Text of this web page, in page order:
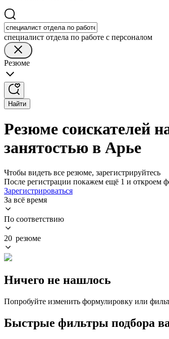
специалист отдела по работе с персоналом
Резюме
Найти
Резюме соискателей
занятостью в Арье
Чтобы видеть все резюме, зарегистрируйтесь
После регистрации покажем ещё 1 и откроем
Зарегистрироваться
За всё время
По соответствию
20 резюме
Ничего не нашлось
Попробуйте изменить формулировку или
Быстрые фильтры подбора